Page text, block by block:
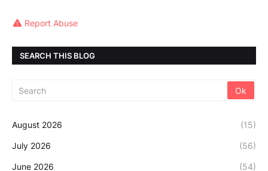
Report Abuse
SEARCH THIS BLOG
August 2026 (15)
July 2026 (56)
June 2026 (54)